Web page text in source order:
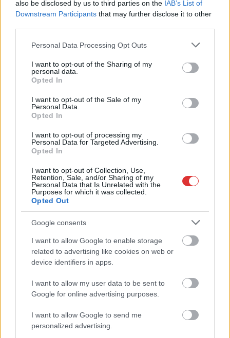
also be disclosed by us to third parties on the IAB’s List of
Downstream Participants that may further disclose it to other
Please note that this website/app uses one or more Google
not limited to your visit or usage behaviour. You may click to
grant or deny consent to Google and its third-party tags to
use your data for below specified purposes in below Google
consent section.
Personal Data Processing Opt Outs
I want to opt-out of the Sharing of my
personal data.
Opted In
I want to opt-out of the Sale of my
Personal Data.
Opted In
I want to opt-out of processing my
Personal Data for Targeted Advertising.
Opted In
I want to opt-out of Collection, Use,
Retention, Sale, and/or Sharing of my
Personal Data that Is Unrelated with the
Purposes for which it was collected.
Opted Out
Google consents
I want to allow Google to enable storage
related to advertising like cookies on web or
device identifiers in apps.
I want to allow my user data to be sent to
Google for online advertising purposes.
I want to allow Google to send me
personalized advertising.
megválasztott és
hivatalba lépett
polgármestere, Györfi
Mihály, aki az
közvetlen önkormányzatiságban hisz, Szolnokot pedig az
észak-alföldi és a közép-magyarországi régió meghatározó
jártunk.
Szolnok ciklus ,
Nem kell mindenben egyetérteni, de együtt kell
dolgozni
2024.10.09.
Sajtótájékoztatót
hirdettek egy nappal az
első érdemi közgyűlés
a Fidesz-KDNP szolnoki
elnöke, Fejér Andor a
város alpolgármestere,
illetve Töreki András és Tasnádi Zoltán képviselők vettek részt.